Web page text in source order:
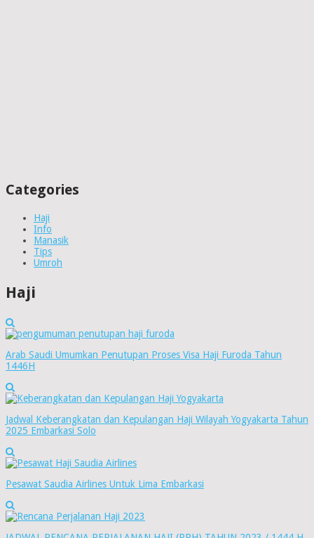
Categories
Haji
Info
Manasik
Tips
Umroh
Haji
Arab Saudi Umumkan Penutupan Proses Visa Haji Furoda Tahun
1446H
Jadwal Keberangkatan dan Kepulangan Haji Wilayah Yogyakarta Tahun
2025 Embarkasi Solo
Pesawat Saudia Airlines Untuk Lima Embarkasi